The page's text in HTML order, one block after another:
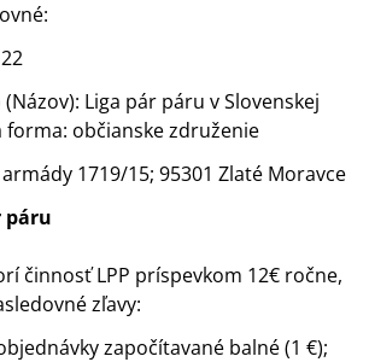
Liga pár páru v Slovenskej
forma: občianske združenie
1719/15; 95301 Zlaté Moravce
páru
činnosť LPP príspevkom 12€ ročne,
zľavy:
započítavané balné (1 €);